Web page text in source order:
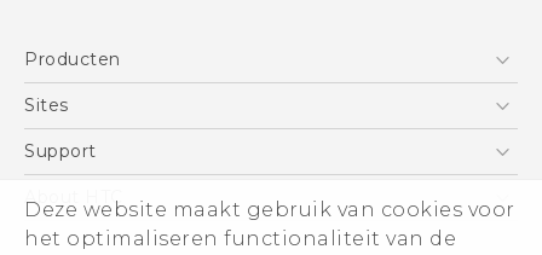
Deze website maakt gebruik van cookies voor
het optimaliseren functionaliteit van de
Nederlands - Gebruikershandleiding
wettelijke voorschriften
Safety and regulatory guide
Producten
Telefoons
Vive
Accessoires
Sites
HTC Vive
Aan de slag
Support
Support voor eCommerce
About HTC
ESG